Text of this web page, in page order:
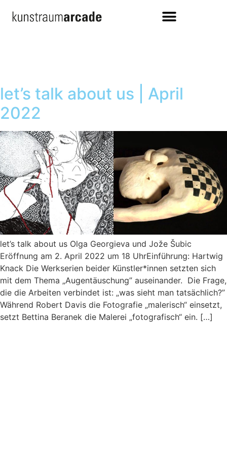
let’s talk about us | April
2022
let’s talk about us Olga Georgieva und Jože Šubic
Eröffnung am 2. April 2022 um 18 UhrEinführung: Hartwig
Knack Die Werkserien beider Künstler*innen setzten sich
mit dem Thema „Augentäuschung” auseinander. Die Frage,
die die Arbeiten verbindet ist: „was sieht man tatsächlich?”
Während Robert Davis die Fotografie „malerisch“ einsetzt,
setzt Bettina Beranek die Malerei „fotografisch“ ein. […]